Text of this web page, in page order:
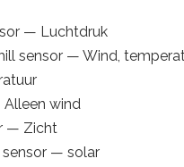
— Luchtdruk
sensor — Wind,
wind
— Zicht
sensor — solar